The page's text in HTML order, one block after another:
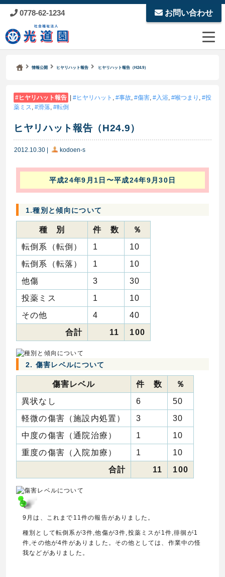
0778-62-1234 お問い合わせ
社会福祉法人 光道園
情報公開 ヒヤリハット報告 ヒヤリハット報告（H24.9）
ヒヤリハット報告 ヒヤリハット , 事故, 傷害, 入浴, 喉つまり ,
投
薬ミス, 滑落, 転倒
ヒヤリハット報告（H24.9）
2012.10.30 kodoen-s
平成24年9月1日〜平成24年9月30日
1.種別と傾向について
種 別 件 数
％
転倒系（転倒）
1
10
転倒系（転落）
1
10
他傷
3
30
投薬ミス
1
10
その他
4
40
合計
11 100
2. 傷害レベルについて
傷害レベル 件 数
％
異状なし
6
50
軽微の傷害（施設内処置）
3
30
中度の傷害（通院治療）
1
10
重度の傷害（入院加療）
1
10
合計
11 100
9月は、これまで11件の報告がありました。
種別として転倒系が3件,他傷が3件,投薬ミスが1件,徘徊が1
件,その他が4件がありました。その他としては、作業中の怪
我などがありました。